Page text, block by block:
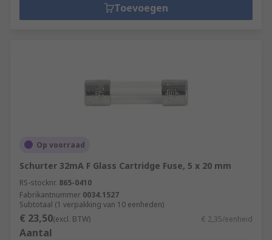
Toevoegen
Op voorraad
Schurter 32mA F Glass Cartridge Fuse, 5 x 20 mm
RS-stocknr. 865-0410
Fabrikantnummer 0034.1527
Subtotaal (1 verpakking van 10 eenheden)
€ 23,50(excl. BTW) € 2,35/eenheid
Aantal